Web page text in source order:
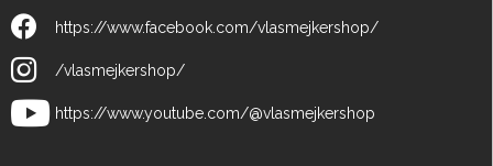
https://www.facebook.com/vlasmejkershop/
/vlasmejkershop/
https://www.youtube.com/@vlasmejkershop